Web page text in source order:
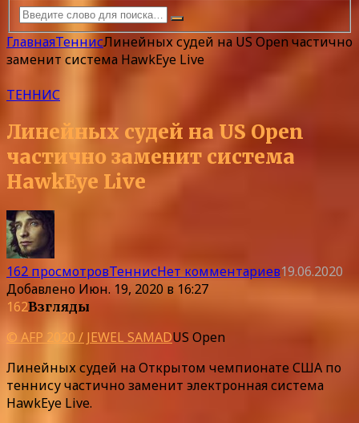
ГлавнаяТеннисЛинейных судей на US Open частично
заменит система HawkEye Live
ТЕННИС
Линейных судей на US Open
частично заменит система
HawkEye Live
162 просмотровТеннисНет комментариев19.06.2020
Добавлено Июн. 19, 2020 в 16:27
162Взгляды
© AFP 2020 / JEWEL SAMADUS Open
Линейных судей на Открытом чемпионате США по
теннису частично заменит электронная система
HawkEye Live.